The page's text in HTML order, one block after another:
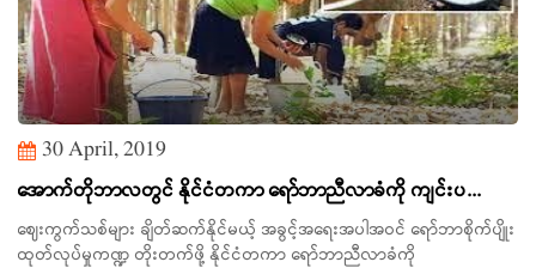
30 April, 2019
အောက်တိုဘာလတွင် နိုင်ငံတကာ ရော်ဘာညီလာခံကို ကျင်းပ...
ဈေးကွက်သစ်များ ချိတ်ဆက်နိုင်မယ့် အခွင့်အရေးအပါအဝင် ရော်ဘာစိုက်ပျိုး
ထုတ်လုပ်မှုကဏ္ဍ တိုးတက်ဖို့ နိုင်ငံတကာ ရော်ဘာညီလာခံကို